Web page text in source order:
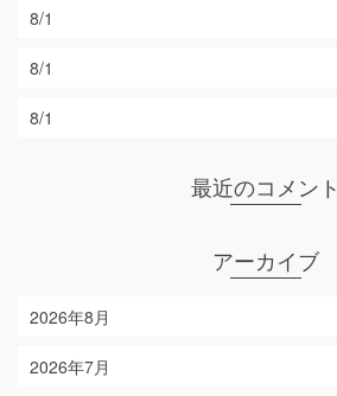
8/1
8/1
8/1
最近のコメント
アーカイブ
2026年8月
2026年7月